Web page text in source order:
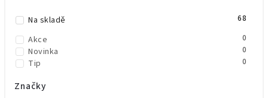
Abecedně
Na skladě 68
Akce 0
Novinka 0
Tip 0
Značky